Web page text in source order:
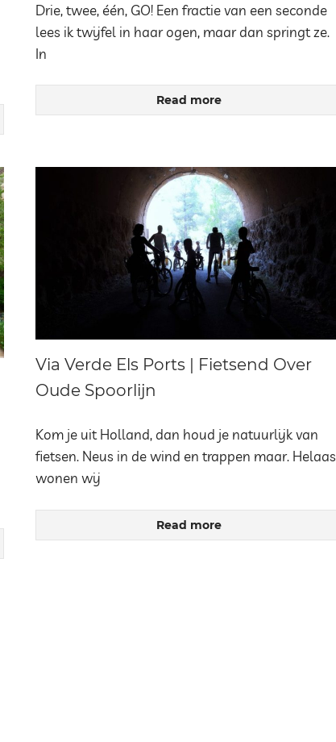
Drie, twee, één, GO! Een fractie van een seconde
lees ik twijfel in haar ogen, maar dan springt ze.
In
Read more
Via Verde Els Ports | Fietsend Over
Oude Spoorlijn
Kom je uit Holland, dan houd je natuurlijk van
fietsen. Neus in de wind en trappen maar. Helaas
wonen wij
Read more